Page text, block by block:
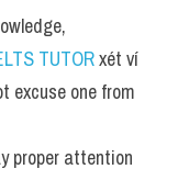
TUTOR xét ví
excuse one from
proper attention